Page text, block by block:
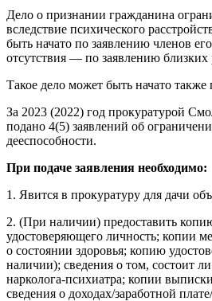
Дело о признании гражданина
вследствие психического
быть начато по заявлению членов
отсутствия — по заявлению близких
Такое дело может быть начато
За 2023 (2022) год прокуратурой
подано 4(5) заявлений об
дееспособности.
При подаче заявления необходимо:
1. Явится в прокуратуру для дачи
2. (При наличии) предоставить
удостоверяющего личность; копии
о состоянии здоровья; копию
наличии); сведения о том, состоит
нарколога-психиатра; копии
сведения о доходах/заработной